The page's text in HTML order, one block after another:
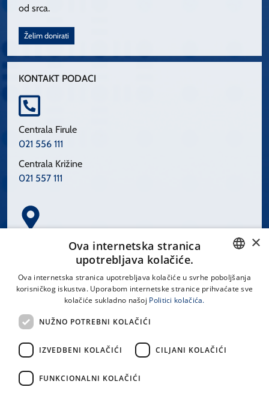
od srca.
Želim donirati
KONTAKT PODACI
Centrala Firule
021 556 111
Centrala Križine
021 557 111
Spinčićeva 1, 21000 Split
LINKOVI
Uvjeti korištenja
CROATIAN
×
Ova internetska stranica
upotrebljava kolačiće.
Ova internetska stranica upotrebljava kolačiće u svrhe poboljšanja
korisničkog iskustva. Uporabom internetske stranice prihvaćate sve
kolačiće sukladno našoj Politici kolačića.
NUŽNO POTREBNI KOLAČIĆI
IZVEDBENI KOLAČIĆI CILJANI KOLAČIĆI
FUNKCIONALNI KOLAČIĆI